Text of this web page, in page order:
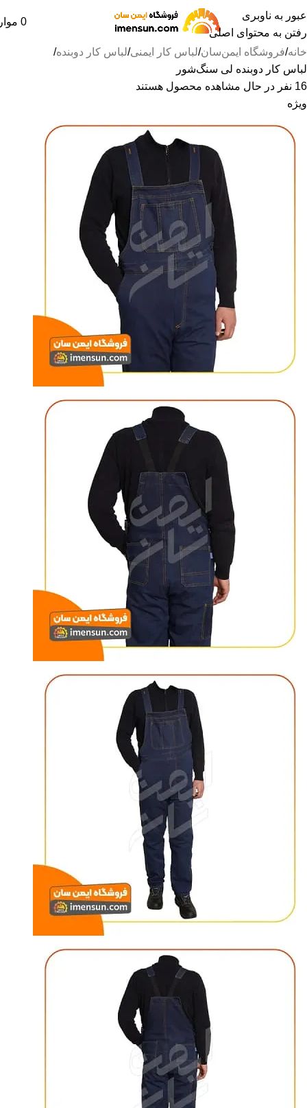
عبور به ناوبری
رفتن به محتوای اصلی
0
خانه فروشگاه ایمن‌سان لباس کار ایمنی لباس کار دوبنده
لباس کار دوبنده لی سنگ‌شور
16 نفر در حال مشاهده محصول هستند
ویژه